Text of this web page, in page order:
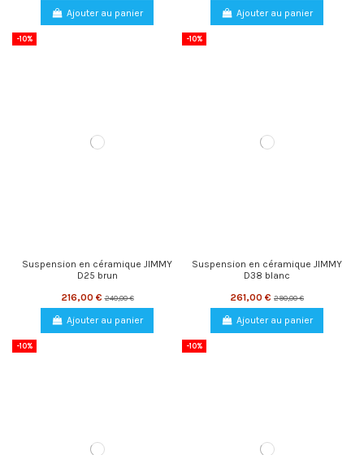
Ajouter au panier Ajouter au panier
-10%
Suspension en céramique JIMMY
D25 brun
216,00 € 240,00 €
Ajouter au panier
-10%
Suspension en céramique JIMMY
D38 blanc
261,00 € 290,00 €
Ajouter au panier
-10% -10%